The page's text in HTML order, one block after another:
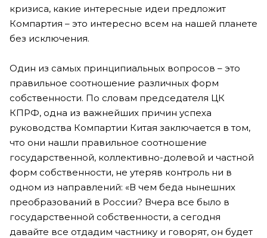
кризиса, какие интересные идеи предложит
Компартия – это интересно всем на нашей планете
без исключения.
Один из самых принципиальных вопросов – это
правильное соотношение различных форм
собственности. По словам председателя ЦК
КПРФ, одна из важнейших причин успеха
руководства Компартии Китая заключается в том,
что они нашли правильное соотношение
государственной, коллективно-долевой и частной
форм собственности, не утеряв контроль ни в
одном из направлений: «В чем беда нынешних
преобразований в России? Вчера все было в
государственной собственности, а сегодня
давайте все отдадим частнику и говорят, он будет